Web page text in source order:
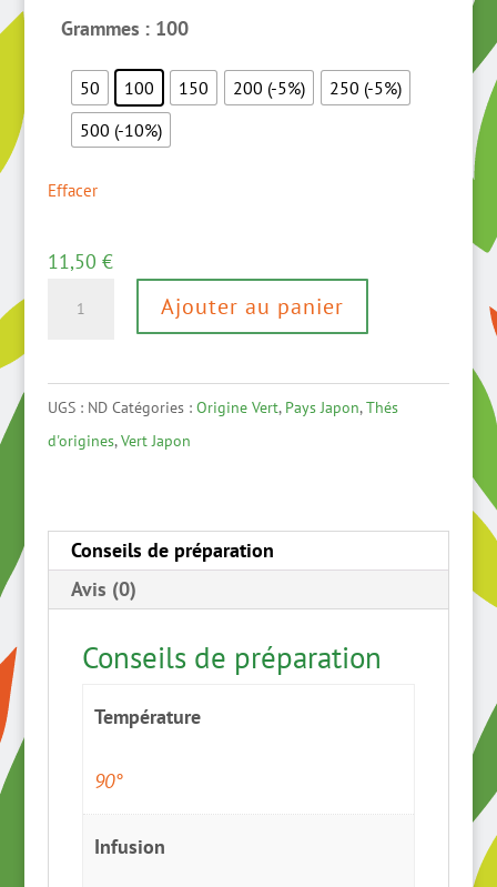
Grammes : 100
50 100 150 200 (-5%)
250 (-5%)
500 (-10%)
Effacer
11,50 €
Ajouter au panier
UGS : ND Catégories : Origine Vert, Pays Japon,Thés
d'origines,Vert Japon
Conseils de préparation
Avis (0)
Conseils de préparation
Température
90°
Infusion